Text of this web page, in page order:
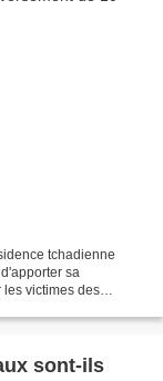
tchadienne
sa
les victimes des
sont-ils